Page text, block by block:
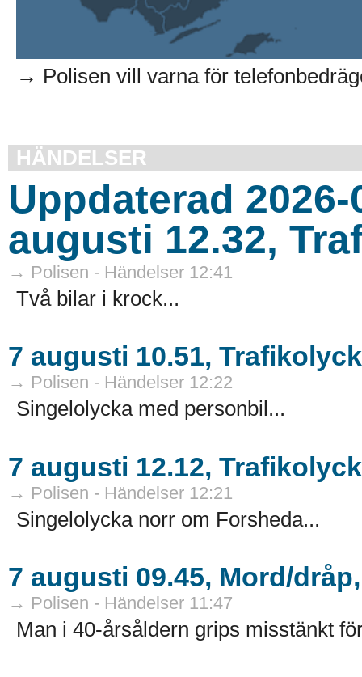
→ Polisen vill varna för
HÄNDELSER
Uppdaterad
augusti 12.32,
→ Polisen - Händelser 12:41
Två bilar i krock...
7 augusti 10.51,
→ Polisen - Händelser 12:22
Singelolycka med personbil...
7 augusti 12.12,
→ Polisen - Händelser 12:21
Singelolycka norr om Forsheda...
7 augusti 09.45, Mord/
→ Polisen - Händelser 11:47
Man i 40-årsåldern grips misstänkt